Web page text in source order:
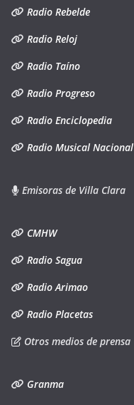
Radio Rebelde
Radio Reloj
Radio Taíno
Radio Progreso
Radio Enciclopedia
Radio Musical Nacional
Emisoras de Villa Clara
CMHW
Radio Sagua
Radio Arimao
Radio Placetas
Otros medios de prensa
Granma